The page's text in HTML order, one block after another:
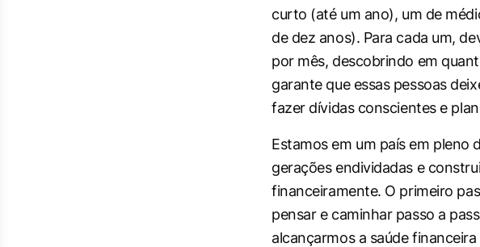
curto (até um ano), um de
de dez anos). Para cada um,
por mês, descobrindo em
garante que essas pessoas
fazer dívidas conscientes e
Estamos em um país em pleno
gerações endividadas e
financeiramente. O primeiro
pensar e caminhar passo a
alcançarmos a saúde